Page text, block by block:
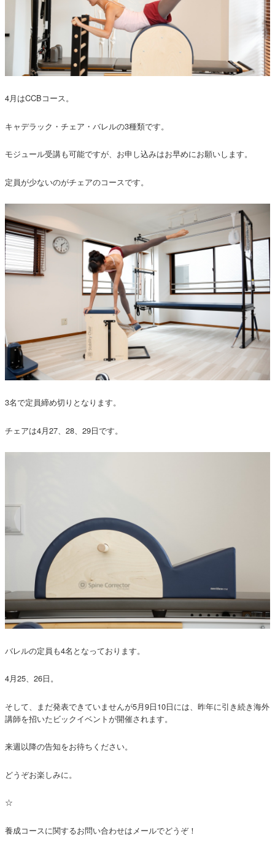
4月はCCBコース。
キャデラック・チェア・バレルの3種類です。
モジュール受講も可能ですが、お申し込みはお早めにお願いします。
定員が少ないのがチェアのコースです。
3名で定員締め切りとなります。
チェアは4月27、28、29日です。
バレルの定員も4名となっております。
4月25、26日。
そして、まだ発表できていませんが5月9日10日には、昨年に引き続き海外
講師を招いたビックイベントが開催されます。
来週以降の告知をお待ちください。
どうぞお楽しみに。
☆
養成コースに関するお問い合わせはメールでどうぞ！